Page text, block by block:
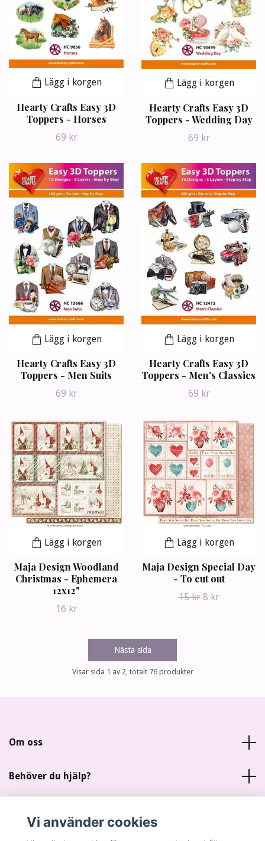
Lägg i korgen
Hearty Crafts Easy 3D
Toppers - Horses
69 kr
Lägg i korgen
Hearty Crafts Easy 3D
Toppers - Wedding Day
69 kr
Lägg i korgen
Hearty Crafts Easy 3D
Toppers - Men Suits
69 kr
Lägg i korgen
Hearty Crafts Easy 3D
Toppers - Men's Classics
69 kr
Lägg i korgen
Maja Design Woodland
Christmas - Ephemera
12x12"
16 kr
Lägg i korgen
Maja Design Special Day
- To cut out
15 kr 8 kr
Nästa sida
Visar sida 1 av 2, totalt 76 produkter
Om oss
Behöver du hjälp?
Vi använder cookies